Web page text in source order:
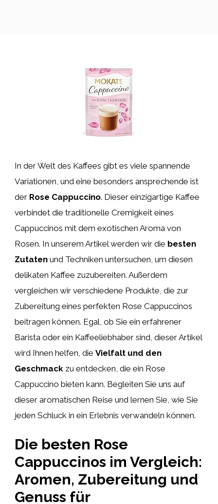
In der Welt des Kaffees gibt es viele spannende
Variationen, und eine besonders ansprechende ist
der Rose Cappuccino. Dieser einzigartige Kaffee
verbindet die traditionelle Cremigkeit eines
Cappuccinos mit dem exotischen Aroma von
Rosen. In unserem Artikel werden wir die besten
Zutaten und Techniken untersuchen, um diesen
delikaten Kaffee zuzubereiten. Außerdem
vergleichen wir verschiedene Produkte, die zur
Zubereitung eines perfekten Rose Cappuccinos
beitragen können. Egal, ob Sie ein erfahrener
Barista oder ein Kaffeeliebhaber sind, dieser Artikel
wird Ihnen helfen, die Vielfalt und den
Geschmack zu entdecken, die ein Rose
Cappuccino bieten kann. Begleiten Sie uns auf
dieser aromatischen Reise und lernen Sie, wie Sie
jeden Schluck in ein Erlebnis verwandeln können.
Die besten Rose
Cappuccinos im Vergleich:
Aromen, Zubereitung und
Genuss für